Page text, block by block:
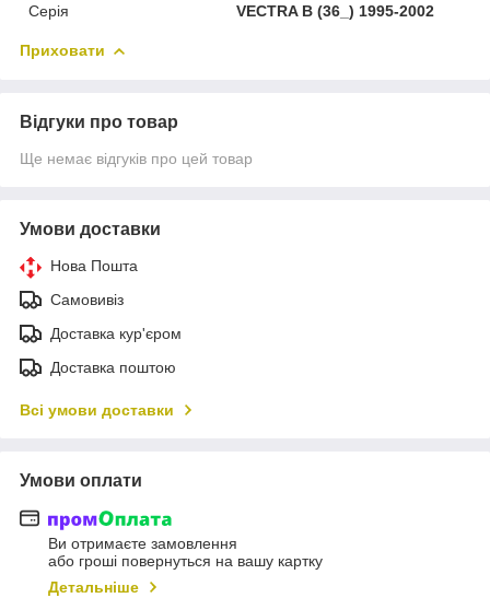
Серія
VECTRA B (36_) 1995-2002
Приховати
Відгуки про товар
Ще немає відгуків про цей товар
Умови доставки
Нова Пошта
Самовивіз
Доставка кур'єром
Доставка поштою
Всі умови доставки
Умови оплати
Ви отримаєте замовлення
або гроші повернуться на вашу картку
Детальніше